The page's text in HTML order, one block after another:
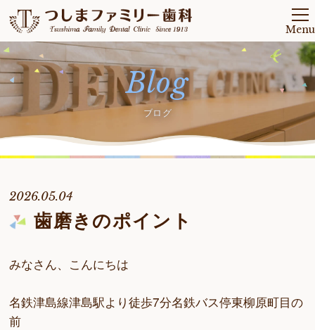
Blog
ブログ
Menu
2026.05.04
歯磨きのポイント
みなさん、こんにちは
名鉄津島線津島駅より徒歩7分名鉄バス停東柳原町目の
前